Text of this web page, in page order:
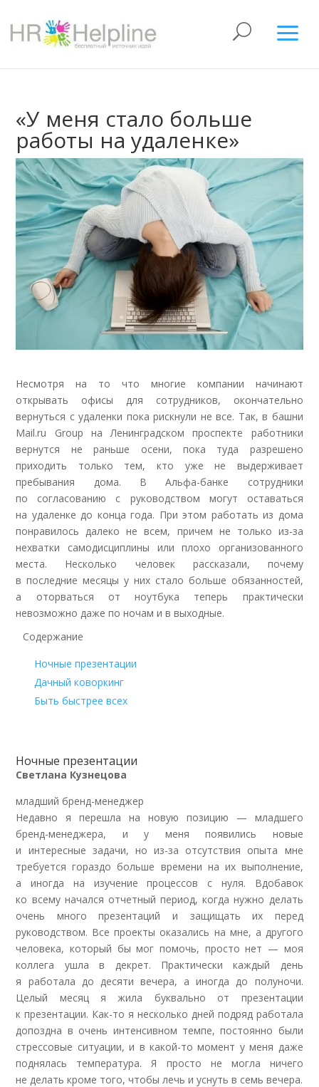
«У меня стало больше
работы на удаленке»
Несмотря на то что многие компании начинают
открывать офисы для сотрудников, окончательно
вернуться с удаленки пока рискнули не все. Так, в башни
Mail.ru Group на Ленинградском проспекте работники
вернутся не раньше осени, пока туда разрешено
приходить только тем, кто уже не выдерживает
пребывания дома. В Альфа-банке сотрудники
по согласованию с руководством могут оставаться
на удаленке до конца года. При этом работать из дома
понравилось далеко не всем, причем не только из-за
нехватки самодисциплины или плохо организованного
места. Несколько человек рассказали, почему
в последние месяцы у них стало больше обязанностей,
а оторваться от ноутбука теперь практически
невозможно даже по ночам и в выходные.
Содержание
Ночные презентации
Дачный коворкинг
Быть быстрее всех
Ночные презентации
Светлана Кузнецова
младший бренд-менеджер
Недавно я перешла на новую позицию — младшего
бренд-менеджера, и у меня появились новые
и интересные задачи, но из-за отсутствия опыта мне
требуется гораздо больше времени на их выполнение,
а иногда на изучение процессов с нуля. Вдобавок
ко всему начался отчетный период, когда нужно делать
очень много презентаций и защищать их перед
руководством. Все проекты оказались на мне, а другого
человека, который бы мог помочь, просто нет — моя
коллега ушла в декрет. Практически каждый день
я работала до десяти вечера, а иногда до полуночи.
Целый месяц я жила буквально от презентации
к презентации. Как-то я несколько дней подряд работала
допоздна в очень интенсивном темпе, постоянно были
стрессовые ситуации, и в какой-то момент у меня даже
поднялась температура. Я просто не могла ничего
не делать кроме того, чтобы лечь и уснуть в семь вечера.